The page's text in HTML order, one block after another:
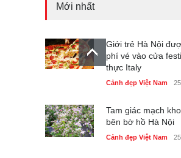
Mới nhất
Giới trẻ Hà Nội
phí vé vào cửa
thực Italy
Cảnh đẹp Việt Nam
Tam giác mạch
bên bờ hồ Hà Nội
Cảnh đẹp Việt Nam